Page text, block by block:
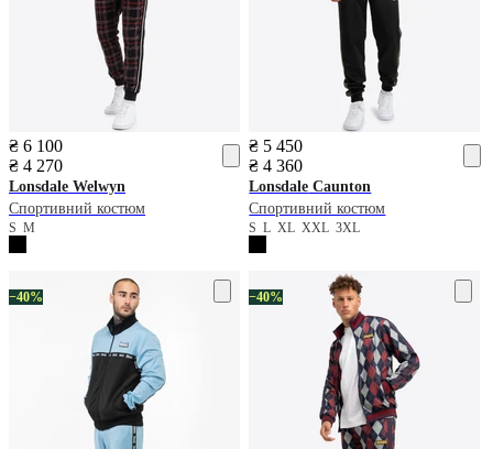
₴ 6 100
₴ 4 270
Lonsdale Welwyn
Спортивний костюм
S M
₴ 5 450
₴ 4 360
Lonsdale Caunton
Спортивний костюм
SLXLXXL3XL
−40% −40%